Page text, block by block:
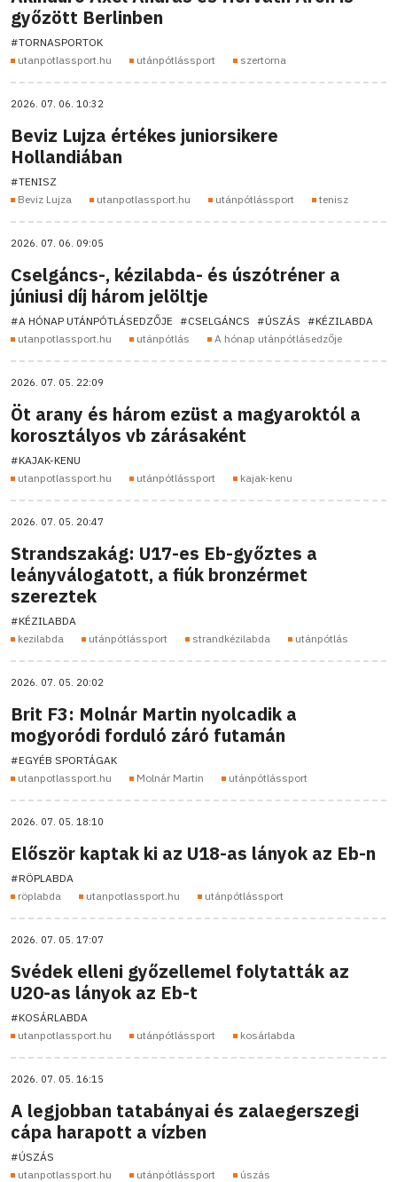
győzött Berlinben
#TORNASPORTOK
utanpotlassport.hu
utánpótlássport szertorna
2026. 07. 06. 10:32
Beviz Lujza értékes juniorsikere
Hollandiában
#TENISZ
Beviz Lujza
utanpotlassport.hu utánpótlássport tenisz
2026. 07. 06. 09:05
Cselgáncs-, kézilabda- és úszótréner a
júniusi díj három jelöltje
#A HÓNAP UTÁNPÓTLÁSEDZŐJE #CSELGÁNCS #ÚSZÁS #KÉZILABDA
utanpotlassport.hu
utánpótlás A hónap utánpótlásedzője
2026. 07. 05. 22:09
Öt arany és három ezüst a magyaroktól a
korosztályos vb zárásaként
#KAJAK-KENU
utanpotlassport.hu
utánpótlássport kajak-kenu
2026. 07. 05. 20:47
Strandszakág: U17-es Eb-győztes a
leányválogatott, a fiúk bronzérmet
szereztek
#KÉZILABDA
kezilabda
utánpótlássport strandkézilabda utánpótlás
2026. 07. 05. 20:02
Brit F3: Molnár Martin nyolcadik a
mogyoródi forduló záró futamán
#EGYÉB SPORTÁGAK
utanpotlassport.hu
Molnár Martin utánpótlássport
2026. 07. 05. 18:10
Először kaptak ki az U18-as lányok az Eb-n
#RÖPLABDA
röplabda
utanpotlassport.hu utánpótlássport
2026. 07. 05. 17:07
Svédek elleni győzellemel folytatták az
U20-as lányok az Eb-t
#KOSÁRLABDA
utanpotlassport.hu
utánpótlássport kosárlabda
2026. 07. 05. 16:15
A legjobban tatabányai és zalaegerszegi
cápa harapott a vízben
#ÚSZÁS
utanpotlassport.hu
utánpótlássport úszás